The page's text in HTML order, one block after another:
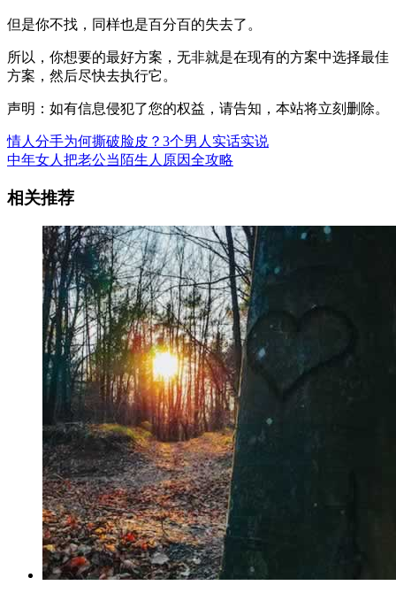
但是你不找，同样也是百分百的失去了。
所以，你想要的最好方案，无非就是在现有的方案中选择最佳
方案，然后尽快去执行它。
声明：如有信息侵犯了您的权益，请告知，本站将立刻删除。
情人分手为何撕破脸皮？3个男人实话实说
中年女人把老公当陌生人原因全攻略
相关推荐